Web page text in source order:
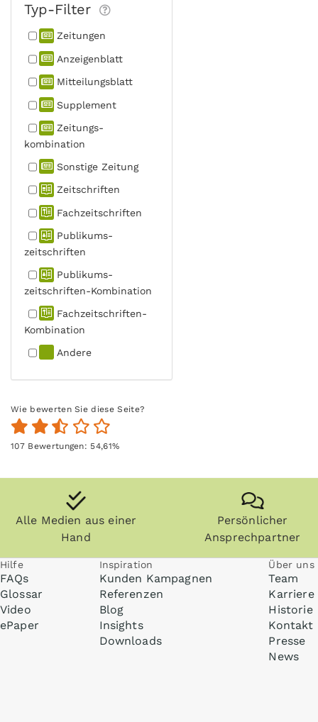
Typ-Filter
Zeitungen
Anzeigen­blatt
Mitteilungs­blatt
Supplement
Zeitungs­
kombination
Sonstige Zeitung
Zeitschriften
Fachzeit­schriften
Publikums­
zeitschriften
Publikums­
zeitschriften-Kombination
Fachzeit­schriften-
Kombination
Andere
Wie bewerten Sie diese Seite?
107Bewertungen: 54,61%
Alle Medien aus einer
Hand
Persönlicher
Ansprechpartner
Hilfe
FAQs
Glossar
Video
ePaper
Inspiration
Kunden Kampagnen
Referenzen
Blog
Insights
Downloads
Über uns
Team
Karriere
Historie
Kontakt
Presse
News